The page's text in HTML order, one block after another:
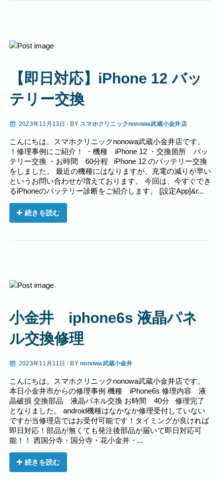
【即日対応】iPhone 12 バッ
テリー交換
2023年11月13日 / BY スマホクリニックnonowa武蔵小金井店
こんにちは。スマホクリニックnonowa武蔵小金井店です。
！修理事例にご紹介！ ・機種 iPhone 12 ・交換箇所 バッ
テリー交換 ・お時間 60分程 iPhone 12 のバッテリー交換
をしました。 最近の機種にはなりますが、充電の減りが早い
というお問い合わせが増えております。 今回は、今すぐでき
るiPhoneのバッテリー診断をご紹介します。 [設定App]&r...
続きを読む
小金井 iphone6s 液晶パネ
ル交換修理
2023年11月11日 / BYnonowa武蔵小金井
こんにちは。スマホクリニックnonowa武蔵小金井店です。
本日小金井市からの修理事例 機種 iPhone6s 修理内容 液
晶破損 交換部品 液晶パネル交換 お時間 40分 修理完了
となりました。 android機種はなかなか修理受付していない
ですが当修理店ではお受付可能です！タイミングが良ければ
即日対応！部品が無くても発注後部品が届いて即日対応可
能！！ 西国分寺・国分寺・花小金井・...
続きを読む